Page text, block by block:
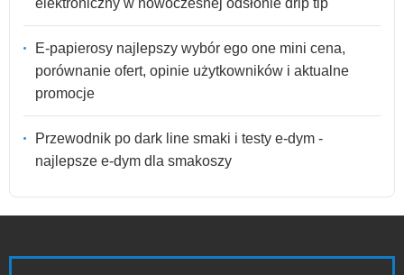
elektroniczny w nowoczesnej odsłonie drip tip
E-papierosy najlepszy wybór ego one mini cena,
porównanie ofert, opinie użytkowników i aktualne
promocje
Przewodnik po dark line smaki i testy e-dym -
najlepsze e-dym dla smakoszy